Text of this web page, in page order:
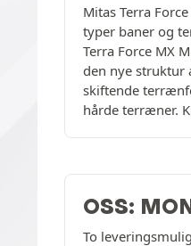
Mitas Terra
typer baner og
Terra Force MX
den nye struktur
skiftende
hårde terræner.
OSS:
To